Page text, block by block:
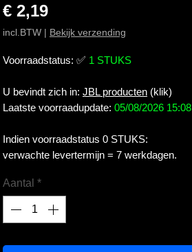
€ 2,19Prijs
incl.BTW | Bekijk verzending
Voorraadstatus: ✅ 1 STUKS
U bevindt zich in: JBL producten (klik)
Laatste voorraadupdate: 05/08/2026 15:08
Indien voorraadstatus 0 STUKS:
verwachte levertermijn = 7 werkdagen.
Aantal *